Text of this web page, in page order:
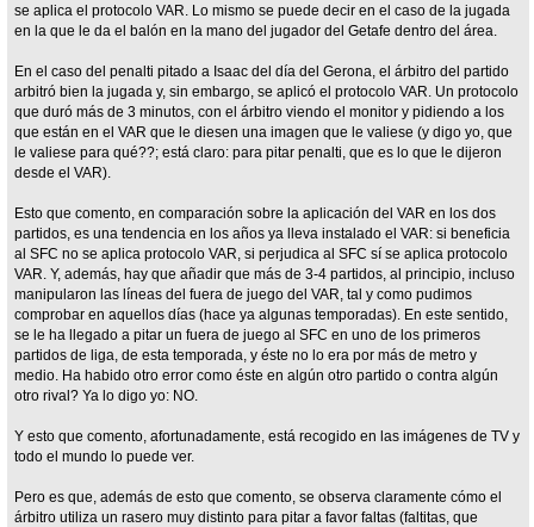
se aplica el protocolo VAR. Lo mismo se puede decir en el caso de la jugada
en la que le da el balón en la mano del jugador del Getafe dentro del área.
En el caso del penalti pitado a Isaac del día del Gerona, el árbitro del partido
arbitró bien la jugada y, sin embargo, se aplicó el protocolo VAR. Un protocolo
que duró más de 3 minutos, con el árbitro viendo el monitor y pidiendo a los
que están en el VAR que le diesen una imagen que le valiese (y digo yo, que
le valiese para qué??; está claro: para pitar penalti, que es lo que le dijeron
desde el VAR).
Esto que comento, en comparación sobre la aplicación del VAR en los dos
partidos, es una tendencia en los años ya lleva instalado el VAR: si beneficia
al SFC no se aplica protocolo VAR, si perjudica al SFC sí se aplica protocolo
VAR. Y, además, hay que añadir que más de 3-4 partidos, al principio, incluso
manipularon las líneas del fuera de juego del VAR, tal y como pudimos
comprobar en aquellos días (hace ya algunas temporadas). En este sentido,
se le ha llegado a pitar un fuera de juego al SFC en uno de los primeros
partidos de liga, de esta temporada, y éste no lo era por más de metro y
medio. Ha habido otro error como éste en algún otro partido o contra algún
otro rival? Ya lo digo yo: NO.
Y esto que comento, afortunadamente, está recogido en las imágenes de TV y
todo el mundo lo puede ver.
Pero es que, además de esto que comento, se observa claramente cómo el
árbitro utiliza un rasero muy distinto para pitar a favor faltas (faltitas, que